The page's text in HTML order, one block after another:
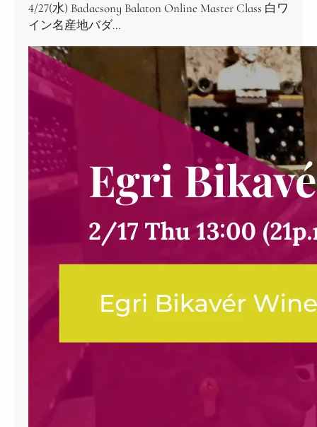
4/27(水) Badacsony Balaton Online Master Class 白ワ
イン名産地バダ…